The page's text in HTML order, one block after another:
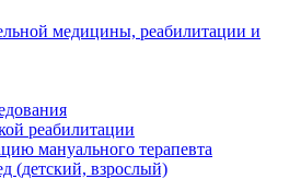
медицины, реабилитации и
реабилитации
мануального терапевта
(детский, взрослый)